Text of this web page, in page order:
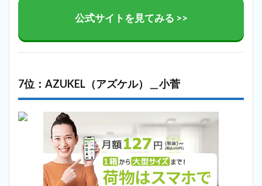
公式サイトを見てみる >>
7位：AZUKEL（アズケル）＿小菅